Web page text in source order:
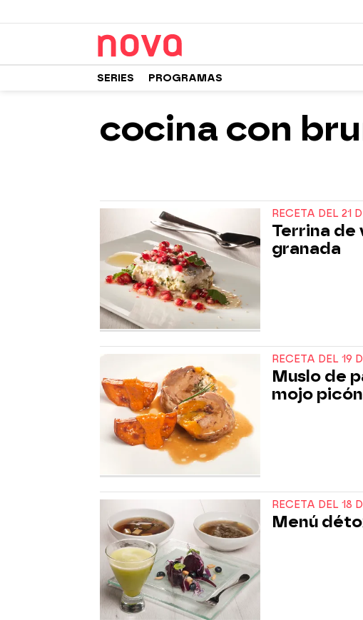
SERIES PROGRAMAS
cocina con
RECETA DEL 21
Terrina de
granada
RECETA DEL 19
Muslo de
mojo picón
RECETA DEL 18
Menú